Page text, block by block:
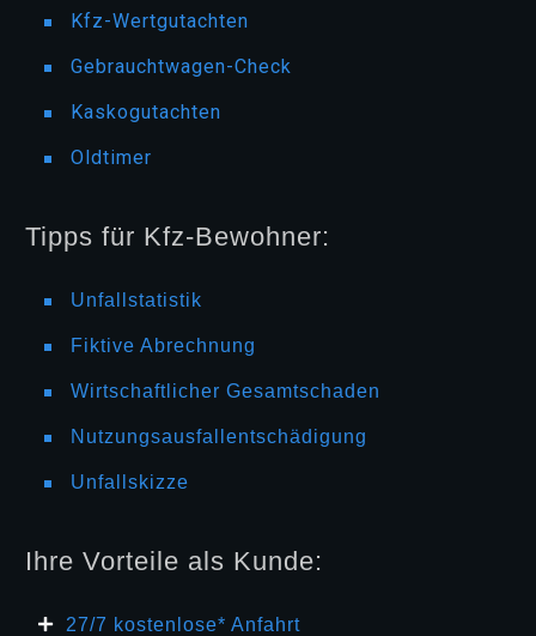
Kfz-Wertgutachten
Gebrauchtwagen-Check
Kaskogutachten
Oldtimer
Tipps für Kfz-Bewohner:
Unfallstatistik
Fiktive Abrechnung
Wirtschaftlicher Gesamtschaden
Nutzungsausfallentschädigung
Unfallskizze
Ihre Vorteile als Kunde:
27/7 kosten lose* Anfahrt